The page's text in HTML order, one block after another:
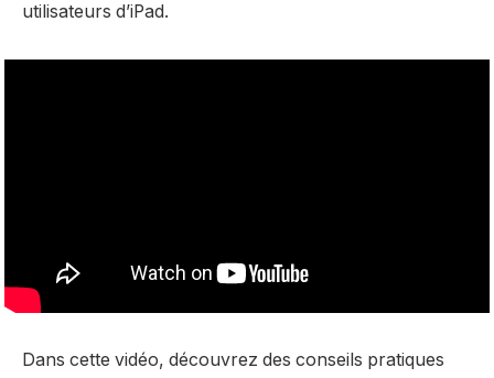
utilisateurs d’iPad.
Dans cette vidéo, découvrez des conseils pratiques